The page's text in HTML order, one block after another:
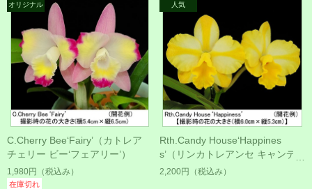
C.Cherry Bee‘Fairy’（カトレア
チェリー ビー‘フェアリー’）
1,980円 （税込み）
在庫切れ
Rth.Candy House‘Happines
s’（リンカトレアンセ キャンデ
ィー ハウス‘ハピネス’）
2,200円 （税込み）